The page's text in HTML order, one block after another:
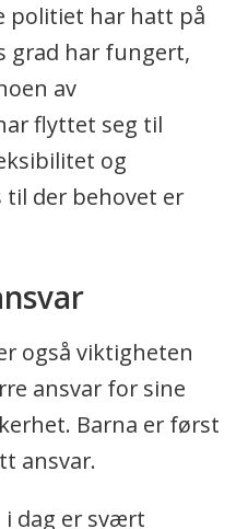
politiet har hatt på
grad har fungert,
av
flyttet seg til
og
der behovet er
også viktigheten
ansvar for sine
Barna er først
ansvar.
i dag er svært